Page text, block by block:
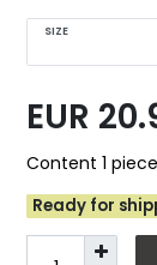
SIZE
EUR
Content 1 piece
Ready for